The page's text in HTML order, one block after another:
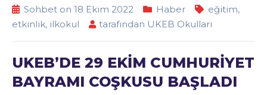
Sohbet on 18 Ekim 2022 Haber eğitim,
etkinlik, ilkokul tarafından UKEB Okulları
UKEB’DE 29 EKİM CUMHURİYET
BAYRAMI COŞKUSU BAŞLADI